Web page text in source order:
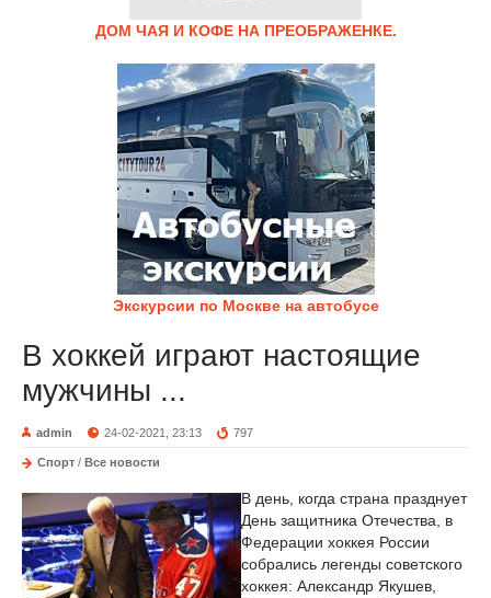
ДОМ ЧАЯ И КОФЕ НА ПРЕОБРАЖЕНКЕ.
Экскурсии по Москве на автобусе
В хоккей играют настоящие
мужчины ...
admin 24-02-2021, 23:13 797
Спорт / Все новости
В день, когда страна празднует
День защитника Отечества, в
Федерации хоккея России
собрались легенды советского
хоккея: Александр Якушев,